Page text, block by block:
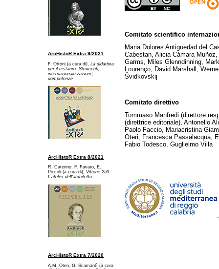
ArcHistoR Extra 9/2021
F. Ottoni (a cura di), La didattica
per il restauro. Strumenti,
internazionalizzazione,
competenze
ArcHistoR Extra 8/2021
R. Caterino, F. Favaro, E.
Piccoli (a cura di), Vittone 250.
L'atelier dell'architetto
ArcHistoR Extra 7/2020
A.M. Oteri, G. Scamardì (a cura
Comitato scientifico
Maria Dolores Antigüedad del
Cabestan, Alicia Cámara
Garms, Miles Glenndinning,
Lourenço, David Marshall,
Švidkovskij
Comitato direttivo
Tommaso Manfredi (direttore
(direttrice editoriale), Antonello
Paolo Faccio, Mariacristina
Oteri, Francesca Passalacqua,
Fabio Todesco, Guglielmo Villa